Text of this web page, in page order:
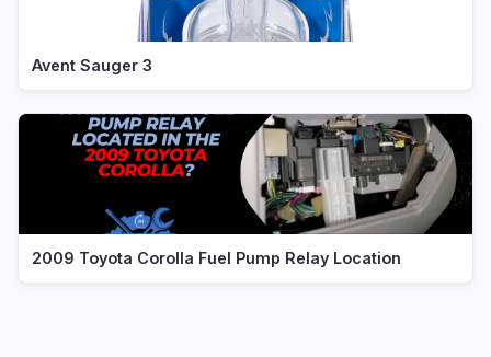
Avent Sauger 3
2009 Toyota Corolla Fuel Pump Relay Location